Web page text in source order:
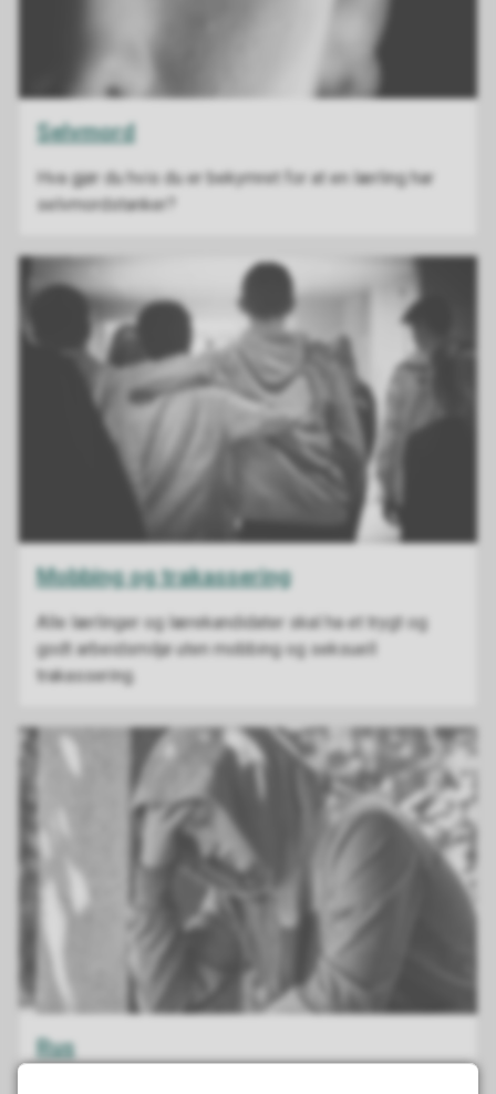
Selvmord
Hva gjør du hvis du er bekymret for at en lærling har
selvmordstanker?
Mobbing og trakassering
Alle lærlinger og lærekandidater skal ha et trygt og
godt arbeidsmiljø uten mobbing og seksuell
trakassering.
Rus